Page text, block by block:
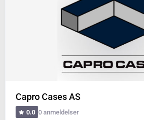
Capro Cases AS
0.0 0 anmeldelser